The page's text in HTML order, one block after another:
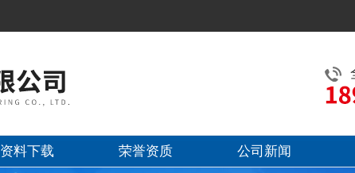
资料下载 荣誉资质 公司新闻